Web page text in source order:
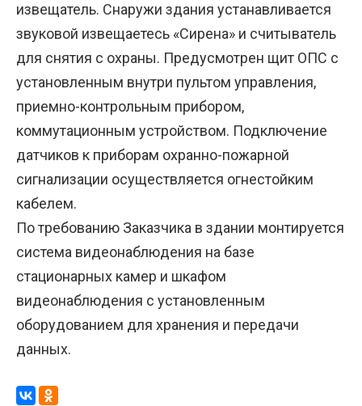
извещатель. Снаружи здания устанавливается
звуковой извещаетесь «Сирена» и считыватель
для снятия с охраны. Предусмотрен щит ОПС с
установленным внутри пультом управления,
приемно-контрольным прибором,
коммутационным устройством. Подключение
датчиков к приборам охранно-пожарной
сигнализации осуществляется огнестойким
кабелем.
По требованию Заказчика в здании монтируется
система видеонаблюдения на базе
стационарных камер и шкафом
видеонаблюдения с установленным
оборудованием для хранения и передачи
данных.